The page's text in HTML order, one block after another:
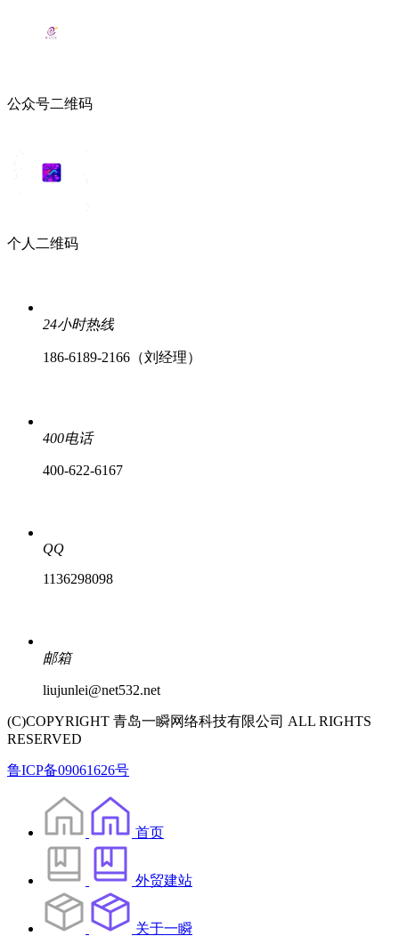
公众号二维码
个人二维码
24小时热线
186-6189-2166（刘经理）
400电话
400-622-6167
QQ
1136298098
邮箱
liujunlei@net532.net
(C)COPYRIGHT 青岛一瞬网络科技有限公司 ALL RIGHTS
RESERVED
鲁ICP备09061626号
首页
外贸建站
关于一瞬